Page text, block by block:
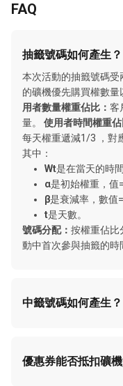
FAQ
抽籤號碼如何產生？
本次活動的抽籤號碼
的礦機優先購買權數量
用者數量權重佔比： 客
量。 使用者時間權重佔
每天權重遞減1/3 ，對
其中：
Wt是在當天的時間
α是初始權重，值
β是衰減率，數值
t是天數。
號碼分配： 按權重佔比
動中首次參與抽籤的時
中籤號碼如何產生？
優惠券能否抵扣礦